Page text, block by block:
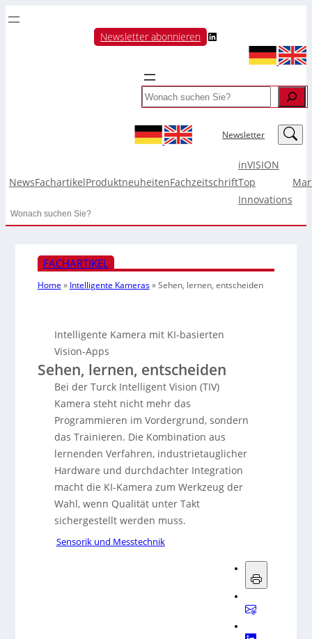
Newsletter abonnieren LinkedIn
Search
Newsletter LinkedIn
NewsFachartikelProduktneuheitenFachzeitschrift
inVISION
Top
Innovations
Search
FACHARTIKEL
Home » Intelligente Kameras»Sehen, lernen, entscheiden
Intelligente Kamera mit KI-basierten
Vision-Apps
Sehen, lernen, entscheiden
Bei der Turck Intelligent Vision (TIV)
Kamera steht nicht mehr das
Programmieren im Vordergrund, sondern
das Trainieren. Die Kombination aus
lernenden Verfahren, industrietauglicher
Hardware und durchdachter Integration
macht die KI-Kamera zum Werkzeug der
Wahl, wenn Qualität unter Takt
sichergestellt werden muss.
Sensorik und Messtechnik